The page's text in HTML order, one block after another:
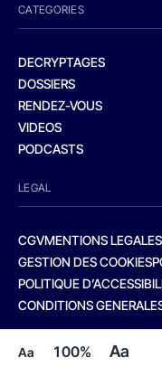
Aa 100% Aa
CATEGORIES
DECRYPTAGES
DOSSIERS
RENDEZ-VOUS
VIDEOS
PODCASTS
LEGAL
CGVMENTIONS LEGALES
GESTION DES COOKIES
POLITIQUE
CONDITIONS